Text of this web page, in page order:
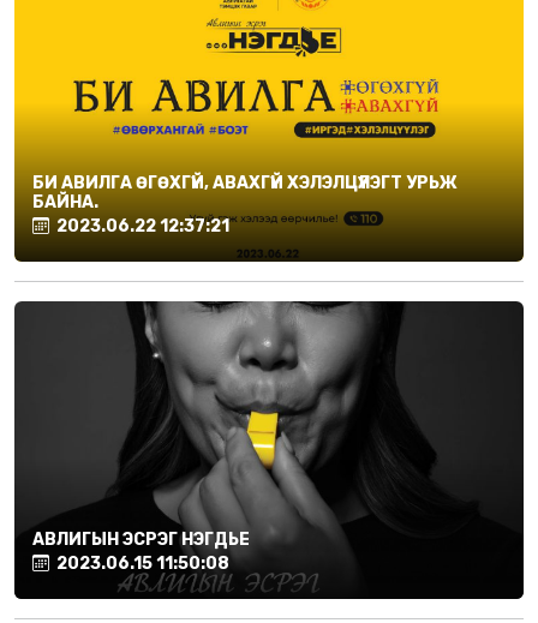
БИ АВИЛГА ӨГӨХГҮЙ, АВАХГҮЙ ХЭЛЭЛЦҮҮЛЭГТ УРЬЖ
БАЙНА.
2023.06.22 12:37:21
АВЛИГЫН ЭСРЭГ НЭГДЬЕ
2023.06.15 11:50:08